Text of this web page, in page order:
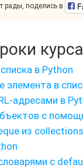
рады, поделись в
в Python
элемента в
адресами в
с
из collections
с